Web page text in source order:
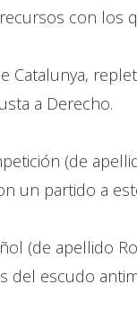
con los
Catalunya,
a Derecho.
(de
un partido a
(de apellido
del escudo